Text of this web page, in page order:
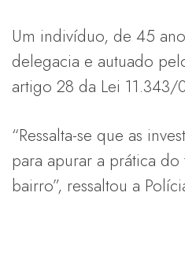
Um indivíduo, de 45
delegacia e autuado
artigo 28 da Lei 11.343/
“Ressalta-se que as
para apurar a prática
bairro”, ressaltou a